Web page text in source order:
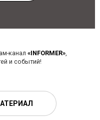
канал «INFORMER»,
и событий!